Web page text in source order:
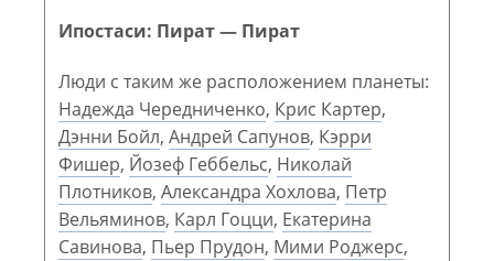
Ипостаси: Пират — Пират
Люди с таким же расположением планеты:
Надежда Чередниченко, Крис Картер,
Дэнни Бойл, Андрей Сапунов, Кэрри
Фишер, Йозеф Геббельс, Николай
Плотников, Александра Хохлова, Петр
Вельяминов, Карл Гоцци, Екатерина
Савинова, Пьер Прудон, Мими Роджерс,